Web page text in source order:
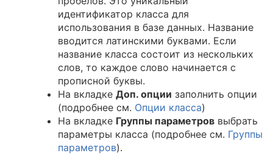
идентификатор класса для
использования в базе данных. Название
вводится латинскими буквами. Если
название класса состоит из нескольких
слов, то каждое слово начинается с
прописной буквы.
На вкладке Доп. опции заполнить опции
(подробнее см. Опции класса)
На вкладке Группы параметров выбрать
параметры класса (подробнее см. Группы
параметров).